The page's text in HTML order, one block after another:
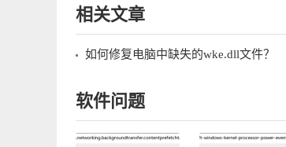
相关文章
如何修复电脑中缺失的wke.dll文件？
软件问题